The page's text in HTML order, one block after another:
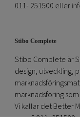
011- 251500 eller
Stibo Complete
Stibo Complete är
design, utveckling,
marknadsföring
Vi kallar det Better
oss på 011- 251500